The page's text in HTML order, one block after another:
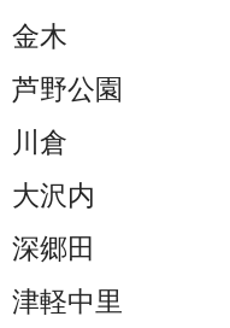
金木
芦野公園
川倉
大沢内
深郷田
津軽中里